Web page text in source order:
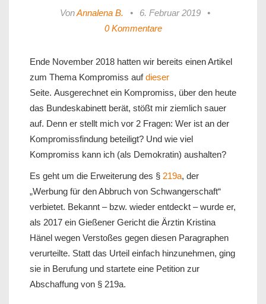
VonAnnalena B. • 6. Februar 2019
•
0 Kommentare
Ende November 2018 hatten wir bereits einen Artikel
zum Thema Kompromiss aufdieser
Seite. Ausgerechnet ein Kompromiss, über den heute
das Bundeskabinett berät, stößt mir ziemlich sauer
auf. Denn er stellt mich vor 2 Fragen: Wer ist an der
Kompromissfindung beteiligt? Und wie viel
Kompromiss kann ich (als Demokratin) aushalten?
Es geht um die Erweiterung des § 219a, der
„Werbung für den Abbruch von Schwangerschaft“
verbietet. Bekannt – bzw. wieder entdeckt – wurde er,
als 2017 ein Gießener Gericht die Ärztin Kristina
Hänel wegen Verstoßes gegen diesen Paragraphen
verurteilte. Statt das Urteil einfach hinzunehmen, ging
sie in Berufung und startete eine Petition zur
Abschaffung von § 219a.